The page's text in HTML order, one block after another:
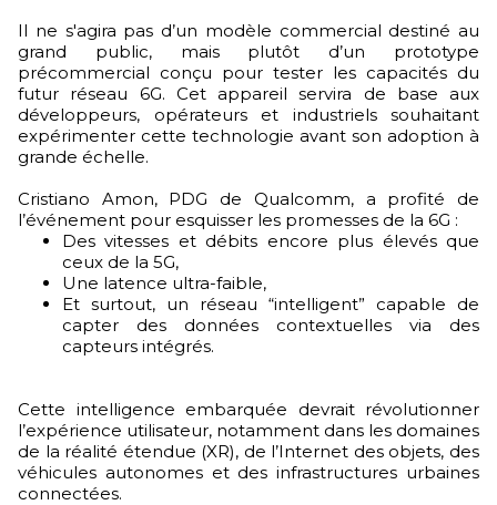
Il ne s'agira pas d’un modèle commercial destiné au
grand public, mais plutôt d’un prototype
précommercial conçu pour tester les capacités du
futur réseau 6G. Cet appareil servira de base aux
développeurs, opérateurs et industriels souhaitant
expérimenter cette technologie avant son adoption à
grande échelle.
Cristiano Amon, PDG de Qualcomm, a profité de
l’événement pour esquisser les promesses de la 6G :
Des vitesses et débits encore plus élevés que
ceux de la 5G,
Une latence ultra-faible,
Et surtout, un réseau “intelligent” capable de
capter des données contextuelles via des
capteurs intégrés.
Cette intelligence embarquée devrait révolutionner
l’expérience utilisateur, notamment dans les domaines
de la réalité étendue (XR), de l’Internet des objets, des
véhicules autonomes et des infrastructures urbaines
connectées.